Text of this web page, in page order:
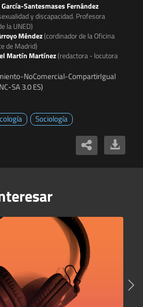
Santesmases Fernández
y discapacidad. Profesora
la UNED)
Méndez(cordinador de la Oficina
de Madrid)
Martín Martínez(redactora - locutora
NoComercial-CompartirIgual
SA 3.0 ES)
Sociología